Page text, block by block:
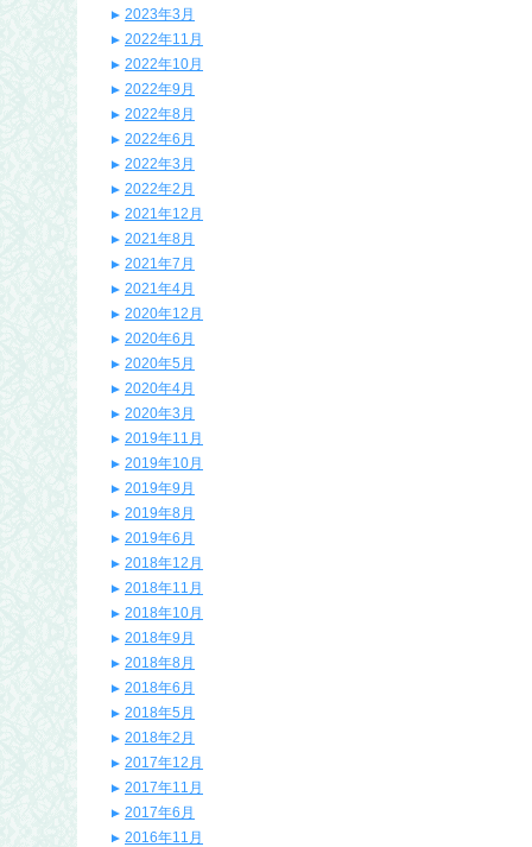
2023年3月
2022年11月
2022年10月
2022年9月
2022年8月
2022年6月
2022年3月
2022年2月
2021年12月
2021年8月
2021年7月
2021年4月
2020年12月
2020年6月
2020年5月
2020年4月
2020年3月
2019年11月
2019年10月
2019年9月
2019年8月
2019年6月
2018年12月
2018年11月
2018年10月
2018年9月
2018年8月
2018年6月
2018年5月
2018年2月
2017年12月
2017年11月
2017年6月
2016年11月